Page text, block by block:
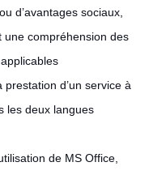
d’avantages sociaux,
une compréhension des
d’un service à
les deux langues
de MS Office,